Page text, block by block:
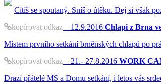
Cítíš se spoutaný. Sníš o útěku. Dej si však
kopírovat odkaz 12.9.2016 Chlapi z Brna
Místem prvního setkání brněnských chlapů po
kopírovat odkaz 21.- 27.8.2016 WORK
Drazí přátelé MS a Domu setkání, i letos vás